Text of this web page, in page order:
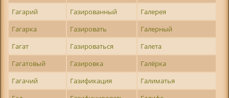
Гагарий
Газированный
Галерея
Гагарка
Газировать
Галерный
Гагат
Газироваться
Галета
Гагатовый
Газировка
Галёрка
Гагачий
Газификация
Галиматья